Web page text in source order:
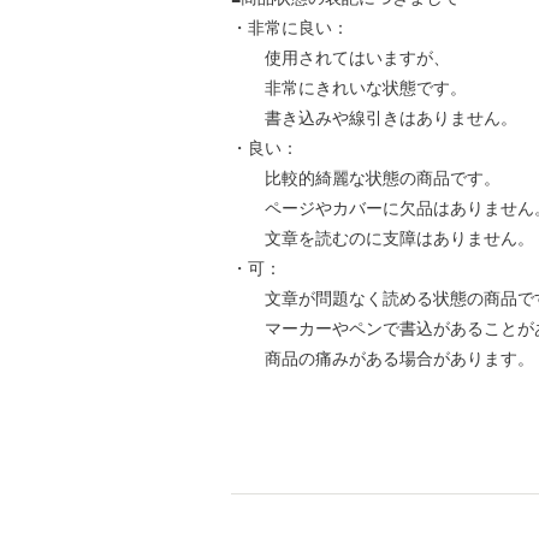
・非常に良い：
使用されてはいますが、
非常にきれいな状態です。
書き込みや線引きはありません。
・良い：
比較的綺麗な状態の商品です。
ページやカバーに欠品はありません
文章を読むのに支障はありません。
・可：
文章が問題なく読める状態の商品で
マーカーやペンで書込があることが
商品の痛みがある場合があります。